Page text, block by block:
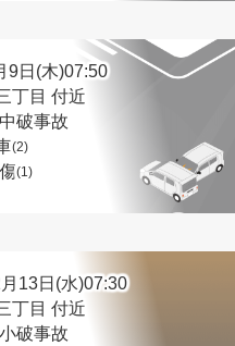
9日(木)07:50
丁目 付近
破事故
(2)
(1)
13日(水)07:30
丁目 付近
破事故